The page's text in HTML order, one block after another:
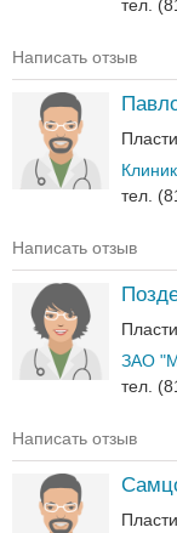
тел.
Написать отзыв
тел.
Написать отзыв
ЗАО
тел.
Написать отзыв